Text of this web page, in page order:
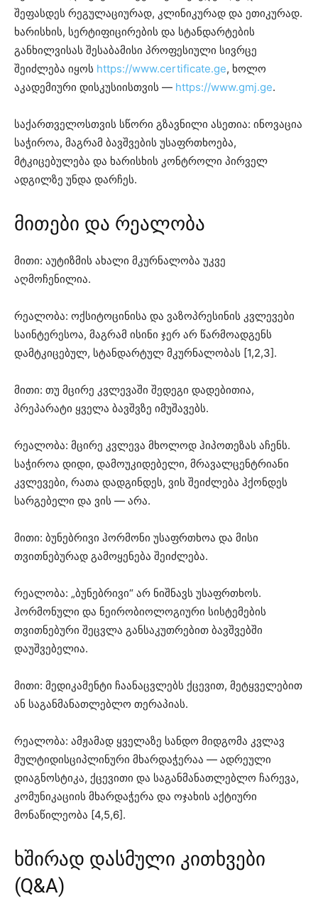
შეფასდეს რეგულაციურად, კლინიკურად და ეთიკურად.
ხარისხის, სერტიფიცირების და სტანდარტების
განხილვისას შესაბამისი პროფესიული სივრცე
შეიძლება იყოს https://www.certificate.ge, ხოლო
აკადემიური დისკუსიისთვის — https://www.gmj.ge.
საქართველოსთვის სწორი გზავნილი ასეთია: ინოვაცია
საჭიროა, მაგრამ ბავშვების უსაფრთხოება,
მტკიცებულება და ხარისხის კონტროლი პირველ
ადგილზე უნდა დარჩეს.
მითები და რეალობა
მითი: აუტიზმის ახალი მკურნალობა უკვე
აღმოჩენილია.
რეალობა: ოქსიტოცინისა და ვაზოპრესინის კვლევები
საინტერესოა, მაგრამ ისინი ჯერ არ წარმოადგენს
დამტკიცებულ, სტანდარტულ მკურნალობას [1,2,3].
მითი: თუ მცირე კვლევაში შედეგი დადებითია,
პრეპარატი ყველა ბავშვზე იმუშავებს.
რეალობა: მცირე კვლევა მხოლოდ ჰიპოთეზას აჩენს.
საჭიროა დიდი, დამოუკიდებელი, მრავალცენტრიანი
კვლევები, რათა დადგინდეს, ვის შეიძლება ჰქონდეს
სარგებელი და ვის — არა.
მითი: ბუნებრივი ჰორმონი უსაფრთხოა და მისი
თვითნებურად გამოყენება შეიძლება.
რეალობა: „ბუნებრივი“ არ ნიშნავს უსაფრთხოს.
ჰორმონული და ნეირობიოლოგიური სისტემების
თვითნებური შეცვლა განსაკუთრებით ბავშვებში
დაუშვებელია.
მითი: მედიკამენტი ჩაანაცვლებს ქცევით, მეტყველებით
ან საგანმანათლებლო თერაპიას.
რეალობა: ამჟამად ყველაზე სანდო მიდგომა კვლავ
მულტიდისციპლინური მხარდაჭერაა — ადრეული
დიაგნოსტიკა, ქცევითი და საგანმანათლებლო ჩარევა,
კომუნიკაციის მხარდაჭერა და ოჯახის აქტიური
მონაწილეობა [4,5,6].
ხშირად დასმული კითხვები
(Q&A)